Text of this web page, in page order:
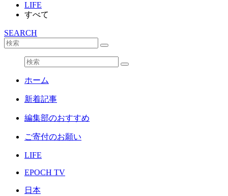
LIFE
すべて
SEARCH
ホーム
新着記事
編集部のおすすめ
ご寄付のお願い
LIFE
EPOCH TV
日本